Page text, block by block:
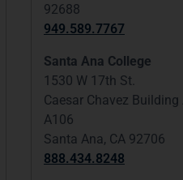
92688
949.589.7767
Santa Ana College
1530 W 17th St.
Caesar Chavez Building
A106
Santa Ana, CA 92706
888.434.8248